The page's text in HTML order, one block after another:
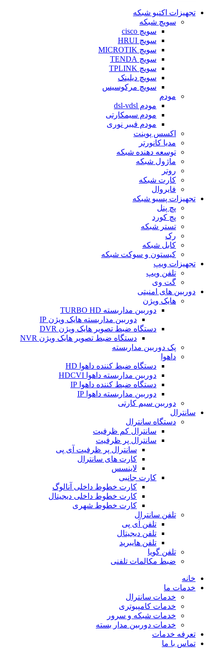
تجهیزات اکتیو شبکه
سویچ شبکه
سویچ cisco
سویچ HRUI
سویچ MICROTIK
سویچ TENDA
سویچ TPLINK
سویچ دیلینک
سویچ مرکوسیس
مودم
مودم dsl-vdsl
مودم سیمکارتی
مودم فیبر نوری
اکسس پوینت
مدیا کانورتر
توسعه دهنده شبکه
ماژول شبکه
روتر
کارت شبکه
فایروال
تجهیزات پسیو شبکه
پچ پنل
پچ کورد
تستر شبکه
رک
کابل شبکه
کیستون و سوکت شبکه
تجهیزات ویپ
تلفن ویپ
گت وی
دوربین های امنیتی
هایک ویژن
دوربین مداربسته TURBO HD
دوربین مداربسته هایک ویژن IP
دستگاه ضبط تصویر هایک ویژن DVR
دستگاه ضبط تصویر هایک ویژن NVR
پک دوربین مداربسته
داهوا
دستگاه ضبط کننده داهوا HD
دوربین مداربسته داهوا HDCVI
دستگاه ضبط کننده داهوا IP
دوربین مداربسته داهوا IP
دوربین سیم کارتی
سانترال
دستگاه سانترال
سانترال کم ظرفیت
سانترال پر ظرفیت
سانترال پر ظرفیت آی پی
کارت های سانترال
لاینسس
کارت جانبی
کارت خطوط داخلی آنالوگ
کارت خطوط داخلی دیجیتال
کارت خطوط شهری
تلفن سانترال
تلفن آی پی
تلفن دیجیتال
تلفن هایبرید
تلفن گویا
ضبط مکالمات تلفنی
خانه
خدمات ما
خدمات سانترال
خدمات کامپیوتری
خدمات شبکه و سرور
خدمات دوربین مدار بسته
تعرفه خدمات
تماس با ما